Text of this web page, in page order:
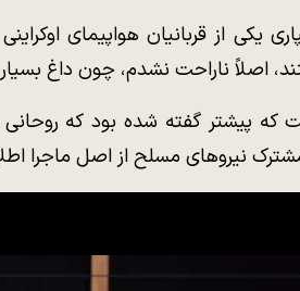
یکی از قربانیان هواپیمای
اصلاً ناراحت نشدم، چون داغ بسیار
که پیشتر گفته شده بود که
نیروهای مسلح از اصل ماجرا